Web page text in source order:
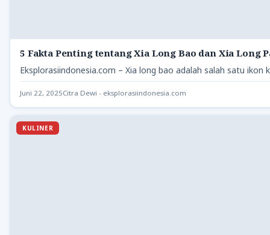
5 Fakta Penting tentang Xia Long Bao dan Xia Long
Eksplorasiindonesia.com – Xia long bao adalah salah satu
Juni 22, 2025Citra Dewi - eksplorasiindonesia.com
KULINER